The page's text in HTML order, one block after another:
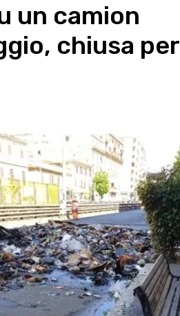
un camion
chiusa per